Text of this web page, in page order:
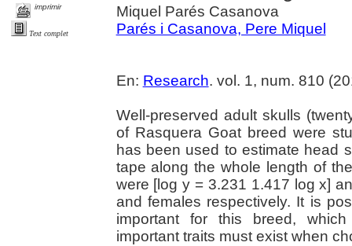
imprimir
Text complet
Miquel Parés Casanova
Parés i Casanova, Pere Miquel
En: Research. vol. 1, num. 810
Well-preserved adult skulls
of Rasquera Goat breed were
has been used to estimate head
tape along the whole length of
were [log y = 3.231 1.417 log x]
and females respectively. It is
important for this breed,
important traits must exist when